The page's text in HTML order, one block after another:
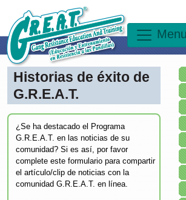
Menu
Historias de éxito de
G.R.E.A.T.
¿Se ha destacado el Programa
G.R.E.A.T. en las noticias de su
comunidad? Si es así, por favor
complete este formulario para compartir
el artículo/clip de noticias con la
comunidad G.R.E.A.T. en línea.